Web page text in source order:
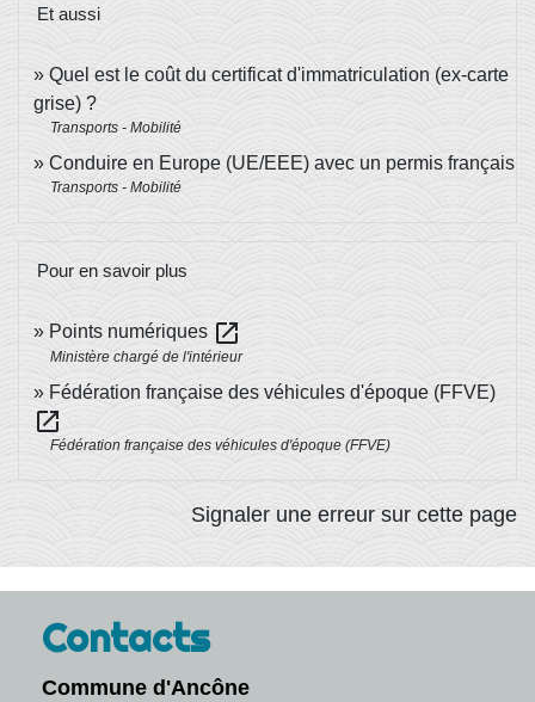
Et aussi
Quel est le coût du certificat d'immatriculation (ex-carte
grise) ?
Transports - Mobilité
Conduire en Europe (UE/EEE) avec un permis français
Transports - Mobilité
Pour en savoir plus
Points numériques open_in_new
Ministère chargé de l'intérieur
Fédération française des véhicules d'époque (FFVE)
open_in_new
Fédération française des véhicules d'époque (FFVE)
Signaler une erreur sur cette page
Contacts
Commune d'Ancône